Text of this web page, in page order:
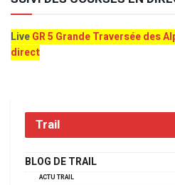
LiveGR 5 Grande Traversée des
direct
Trail
BLOG DE TRAIL
ACTU TRAIL